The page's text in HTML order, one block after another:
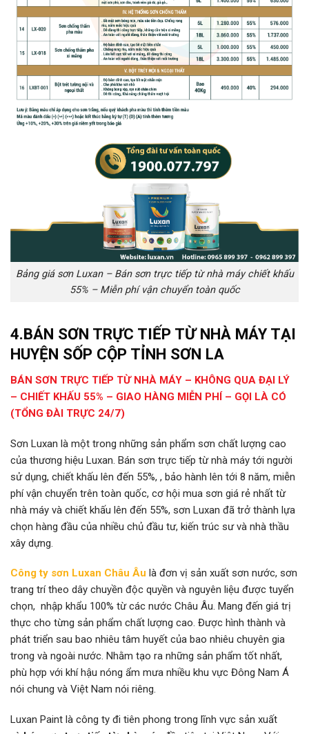
Bảng giá sơn Luxan – Bán sơn trực tiếp từ nhà máy chiết khấu
55% – Miễn phí vận chuyển toàn quốc
4.BÁN SƠN TRỰC TIẾP TỪ NHÀ MÁY TẠI
HUYỆN SỐP CỘP TỈNH SƠN LA
BÁN SƠN TRỰC TIẾP TỪ NHÀ MÁY – KHÔNG QUA ĐẠI LÝ
– CHIẾT KHẤU 55% – GIAO HÀNG MIỄN PHÍ – GỌI LÀ CÓ
(TỔNG ĐÀI TRỰC 24/7)
Sơn Luxan là một trong những sản phẩm sơn chất lượng cao
của thương hiệu Luxan. Bán sơn trực tiếp từ nhà máy tới người
sử dụng, chiết khấu lên đến 55%, , bảo hành lên tới 8 năm, miễn
phí vận chuyển trên toàn quốc, cơ hội mua sơn giá rẻ nhất từ
nhà máy và chiết khấu lên đến 55%, sơn Luxan đã trở thành lựa
chọn hàng đầu của nhiều chủ đầu tư, kiến trúc sư và nhà thầu
xây dựng.
Công ty sơn Luxan Châu Âu là đơn vị sản xuất sơn nước, sơn
trang trí theo dây chuyền độc quyền và nguyên liệu được tuyển
chọn, nhập khẩu 100% từ các nước Châu Âu. Mang đến giá trị
thực cho từng sản phẩm chất lượng cao. Được hình thành và
phát triển sau bao nhiêu tâm huyết của bao nhiêu chuyên gia
trong và ngoài nước. Nhằm tạo ra những sản phẩm tốt nhất,
phù hợp với khí hậu nóng ẩm mưa nhiều khu vực Đông Nam Á
nói chung và Việt Nam nói riêng.
Luxan Paint là công ty đi tiên phong trong lĩnh vực sản xuất